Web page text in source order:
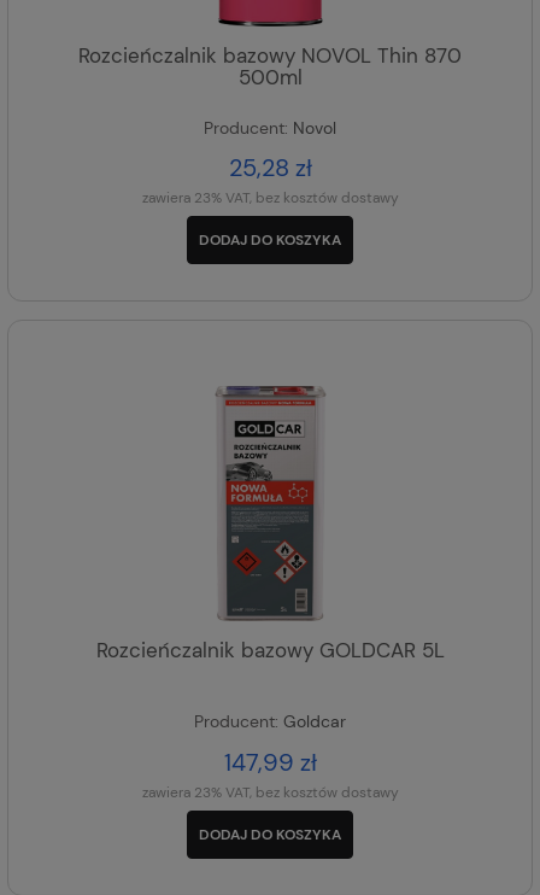
Rozcieńczalnik bazowy NOVOL Thin 870
500ml
Producent: Novol
25,28 zł
zawiera 23% VAT, bez kosztów dostawy
DODAJ DO KOSZYKA
Rozcieńczalnik bazowy GOLDCAR 5L
Producent: Goldcar
147,99 zł
zawiera 23% VAT, bez kosztów dostawy
DODAJ DO KOSZYKA